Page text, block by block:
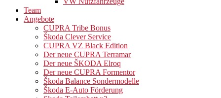
Team
Angebote
CUPRA Tribe Bonus
Škoda Clever Service
CUPRA VZ Black Edition
Der neue CUPRA Terramar
Der neue ŠKODA Elroq
Der neue CUPRA Formentor
Škoda Balance Sondermodelle
Škoda E-Auto Förderung